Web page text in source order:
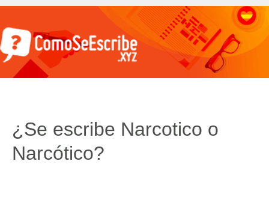
¿Se escribe Narcotico o
Narcótico?